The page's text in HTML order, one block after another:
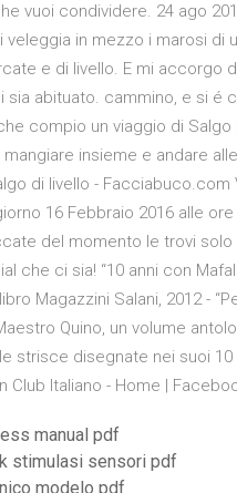
vuoi condividere. 24 ago
veleggia in mezzo i marosi di
e di livello. E mi accorgo
sia abituato. cammino, e si é
compio un viaggio di
mangiare insieme e andare
di livello - Facciabuco.com
16 Febbraio 2016 alle ore
del momento le trovi solo
che ci sia! “10 anni con
Magazzini Salani, 2012 -
Quino, un volume
strisce disegnate nei suoi 10
Club Italiano - Home |
manual pdf
stimulasi sensori pdf
modelo pdf